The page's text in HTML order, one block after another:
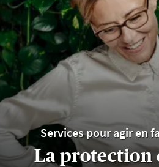
Services pour agir en
La protection